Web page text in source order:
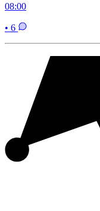
08:00
• 6